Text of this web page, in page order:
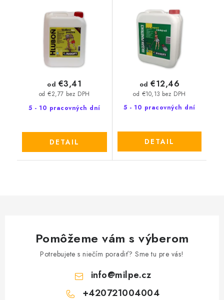
5 - 10 pracovných dní
od €2,77 bez DPH
od €3,41
DETAIL
5 - 10 pracovných dní
od €10,13 bez DPH
od €12,46
DETAIL
Pomôžeme vám s výberom
Potrebujete s niečím poradiť? Sme tu pre vás!
info@milpe.cz
+420721004004